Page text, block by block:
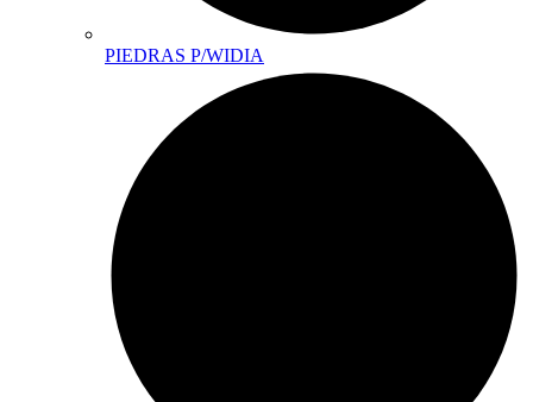
PIEDRAS P/WIDIA